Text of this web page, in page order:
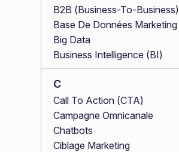
B2B (Business-To-Business)
Base De Données Marketing
Big Data
Business Intelligence (BI)
C
Call To Action (CTA)
Campagne Omnicanale
Chatbots
Ciblage Marketing